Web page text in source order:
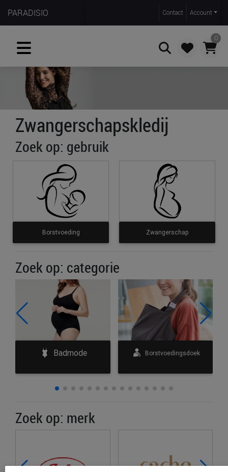
PARADISIO Contact Account
0
Zwangerschapskledij
Zoek op: gebruik
Borstvoeding Zwangerschap
Zoek op: categorie
Badmode Borstvoedingsdoek
Zoek op: merk